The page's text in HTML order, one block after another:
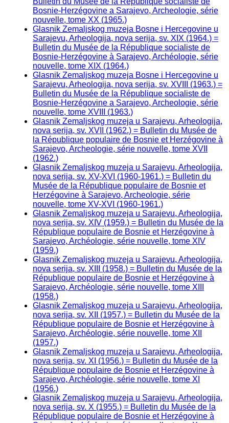
Bosnie-Herzégovine a Sarajevo, Archeologie, série
nouvelle, tome XX (1965.)
Glasnik Zemaljskog muzeja Bosne i Hercegovine u
Sarajevu, Arheologija, nova serija, sv. XIX (1964.) =
Bulletin du Musée de la République socialiste de
Bosnie-Herzégovine à Sarajevo, Archéologie, série
nouvelle, tome XIX (1964.)
Glasnik Zemaljskog muzeja Bosne i Hercegovine u
Sarajevu, Arheologija, nova serija, sv. XVIII (1963.) =
Bulletin du Musée de la République socialiste de
Bosnie-Herzégovine a Sarajevo, Archeologie, série
nouvelle, tome XVIII (1963.)
Glasnik Zemaljskog muzeja u Sarajevu, Arheologija,
nova serija, sv. XVII (1962.) = Bulletin du Musée de
la République populaire de Bosnie et Herzégovine à
Sarajevo, Archeologie, série nouvelle, tome XVII
(1962.)
Glasnik Zemaljskog muzeja u Sarajevu, Arheologija,
nova serija, sv. XV-XVI (1960-1961.) = Bulletin du
Musée de la République populaire de Bosnie et
Herzégovine à Sarajevo, Archeologie, série
nouvelle, tome XV-XVI (1960-1961.)
Glasnik Zemaljskog muzeja u Sarajevu, Arheologija,
nova serija, sv. XIV (1959.) = Bulletin du Musée de la
République populaire de Bosnie et Herzégovine à
Sarajevo, Archéologie, série nouvelle, tome XIV
(1959.)
Glasnik Zemaljskog muzeja u Sarajevu, Arheologija,
nova serija, sv. XIII (1958.) = Bulletin du Musée de la
République populaire de Bosnie et Herzégovine à
Sarajevo, Archéologie, série nouvelle, tome XIII
(1958.)
Glasnik Zemaljskog muzeja u Sarajevu, Arheologija,
nova serija, sv. XII (1957.) = Bulletin du Musée de la
République populaire de Bosnie et Herzégovine à
Sarajevo, Archéologie, série nouvelle, tome XII
(1957.)
Glasnik Zemaljskog muzeja u Sarajevu, Arheologija,
nova serija, sv. XI (1956.) = Bulletin du Musée de la
République populaire de Bosnie et Herzégovine à
Sarajevo, Archéologie, série nouvelle, tome XI
(1956.)
Glasnik Zemaljskog muzeja u Sarajevu, Arheologija,
nova serija, sv. X (1955.) = Bulletin du Musée de la
République populaire de Bosnie et Herzégovine à